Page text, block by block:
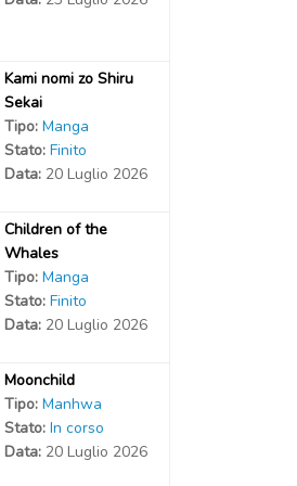
Kami nomi zo Shiru
Sekai
Tipo: Manga
Stato: Finito
Data: 20 Luglio 2026
Children of the
Whales
Tipo: Manga
Stato: Finito
Data: 20 Luglio 2026
Moonchild
Tipo: Manhwa
Stato: In corso
Data: 20 Luglio 2026